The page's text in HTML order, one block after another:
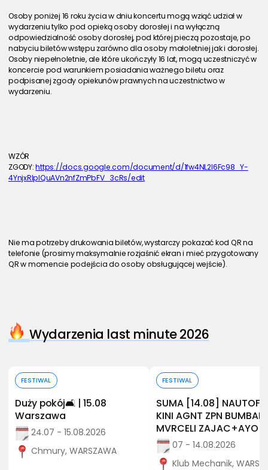
Osoby poniżej 16 roku życia w dniu koncertu mogą wziąć udział w
wydarzeniu tylko pod opieką osoby dorosłej i na wyłączną
odpowiedzialność osoby dorosłej, pod której pieczą pozostaje, po
nabyciu biletów wstępu zarówno dla osoby małoletniej jak i dorosłej.
Osoby niepełnoletnie, ale które ukończyły 16 lat, mogą uczestniczyć w
koncercie pod warunkiem posiadania ważnego biletu oraz
podpisanej zgody opiekunów prawnych na uczestnictwo w
wydarzeniu.
WZÓR
ZGODY: https://docs.google.com/document/d/1fw4NL2I6Fc98_Y-
4YnjxRIpIQuAVn2nfZmPbFV_3cRs/edit
Nie ma potrzeby drukowania biletów, wystarczy pokazać kod QR na
telefonie (prosimy maksymalnie rozjaśnić ekran i mieć przygotowany
QR w momencie podejścia do osoby obsługującej wejście).
Wydarzenia last minute 2026
FESTIWAL
Duży pokój🛋️ | 15.08
Warszawa
24.07 - 15.08.2026
Chmury, WARSZAWA
FESTIWAL
SUMA [14.08]
KINI AGNT ZPN
MVRCELI ZAJAC+AYO
07 - 14.08.2026
Klub Mechanik,